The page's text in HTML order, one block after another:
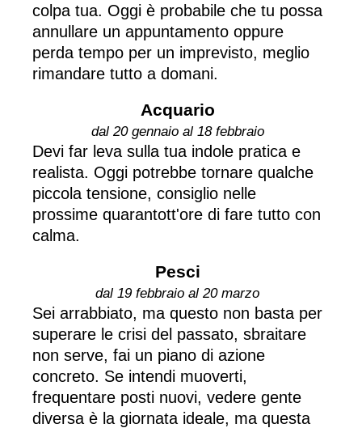
colpa tua. Oggi è probabile che tu possa
annullare un appuntamento oppure
perda tempo per un imprevisto, meglio
rimandare tutto a domani.
Acquario
dal 20 gennaio al 18 febbraio
Devi far leva sulla tua indole pratica e
realista. Oggi potrebbe tornare qualche
piccola tensione, consiglio nelle
prossime quarantott'ore di fare tutto con
calma.
Pesci
dal 19 febbraio al 20 marzo
Sei arrabbiato, ma questo non basta per
superare le crisi del passato, sbraitare
non serve, fai un piano di azione
concreto. Se intendi muoverti,
frequentare posti nuovi, vedere gente
diversa è la giornata ideale, ma questa